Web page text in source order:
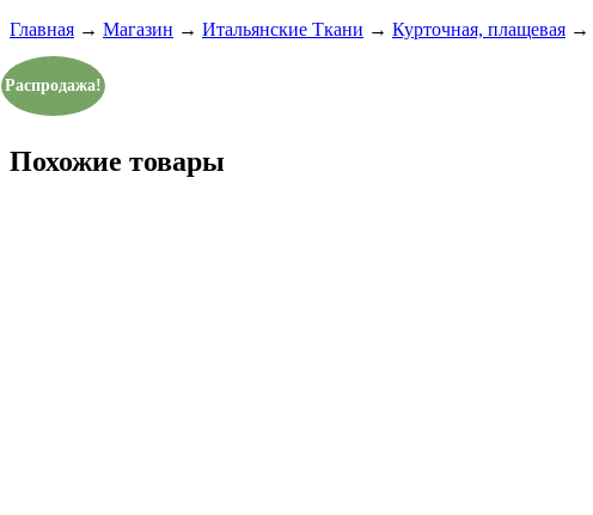
Главная → Магазин → Итальянские Ткани → Курточная, плащевая →
Распродажа!
Похожие товары